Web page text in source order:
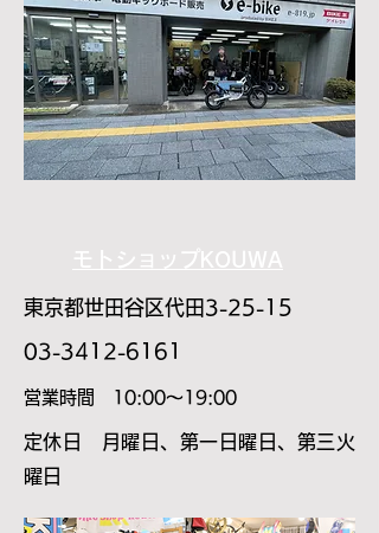
モトショップKOUWA
東京都世田谷区代田3-25-15
03-3412-6161
​営業時間 10:00～19:00
​定休日 月曜日、第一日曜日、第三火
曜日